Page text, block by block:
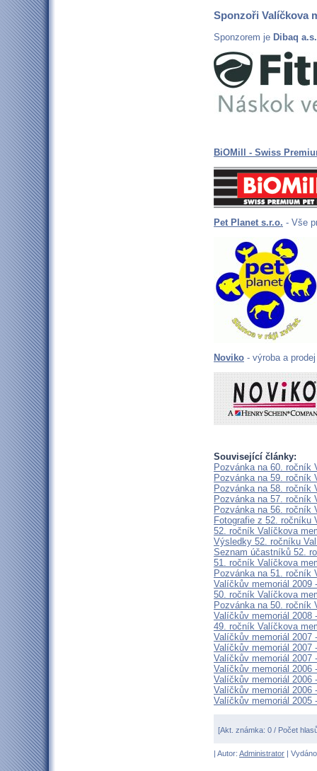
Sponzoři Valíčkova
Sponzorem je Dibaq a.s.
BiOMill - Swiss
Pet Planet s.r.o. - Vše
Noviko - výroba a
Související články:
Pozvánka na 60. ročník
Pozvánka na 59. ročník
Pozvánka na 58. ročník
Pozvánka na 57. ročník
Pozvánka na 56. ročník
Fotografie z 52. ročníku
52. ročník Valíčkova
Výsledky 52. ročníku
Seznam účastníků 52.
51. ročník Valíčkova
Pozvánka na 51. ročník
Valíčkův memoriál 2009
50. ročník Valíčkova
Pozvánka na 50. ročník
Valíčkův memoriál 2008
49. ročník Valíčkova
Valíčkův memoriál 2007
Valíčkův memoriál 2007
Valíčkův memoriál 2007
Valíčkův memoriál 2006
Valíčkův memoriál 2006
Valíčkův memoriál 2006
Valíčkův memoriál 2005
[Akt. známka: 0 / Počet
| Autor: Administrator |